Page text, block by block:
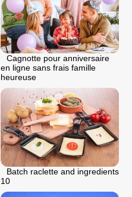
Cagnotte pour anniversaire
en ligne sans frais famille
heureuse
Batch raclette and ingredients
10